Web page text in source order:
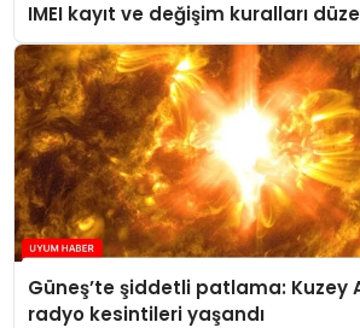
IMEI kayıt ve değişim kuralları
Güneş’te şiddetli patlama: Kuzey
radyo kesintileri yaşandı